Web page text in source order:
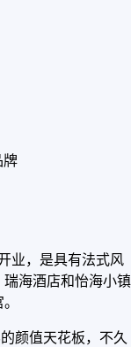
牌
业，是具有法式风
海酒店和怡海小镇
颜值天花板，不久